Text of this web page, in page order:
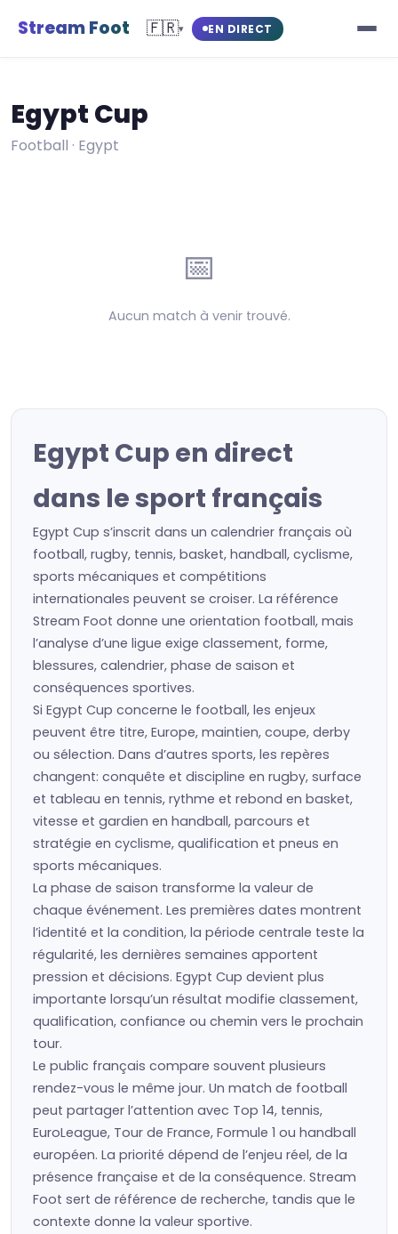
Stream Foot 🇫🇷▾ EN DIRECT
Egypt Cup
Football · Egypt
📅
Aucun match à venir trouvé.
Egypt Cup en direct
dans le sport français
Egypt Cup s’inscrit dans un calendrier français où
football, rugby, tennis, basket, handball, cyclisme,
sports mécaniques et compétitions
internationales peuvent se croiser. La référence
Stream Foot donne une orientation football, mais
l’analyse d’une ligue exige classement, forme,
blessures, calendrier, phase de saison et
conséquences sportives.
Si Egypt Cup concerne le football, les enjeux
peuvent être titre, Europe, maintien, coupe, derby
ou sélection. Dans d’autres sports, les repères
changent: conquête et discipline en rugby, surface
et tableau en tennis, rythme et rebond en basket,
vitesse et gardien en handball, parcours et
stratégie en cyclisme, qualification et pneus en
sports mécaniques.
La phase de saison transforme la valeur de
chaque événement. Les premières dates montrent
l’identité et la condition, la période centrale teste la
régularité, les dernières semaines apportent
pression et décisions. Egypt Cup devient plus
importante lorsqu’un résultat modifie classement,
qualification, confiance ou chemin vers le prochain
tour.
Le public français compare souvent plusieurs
rendez-vous le même jour. Un match de football
peut partager l’attention avec Top 14, tennis,
EuroLeague, Tour de France, Formule 1 ou handball
européen. La priorité dépend de l’enjeu réel, de la
présence française et de la conséquence. Stream
Foot sert de référence de recherche, tandis que le
contexte donne la valeur sportive.